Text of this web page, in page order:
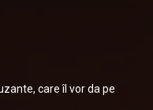
care îl vor da pe